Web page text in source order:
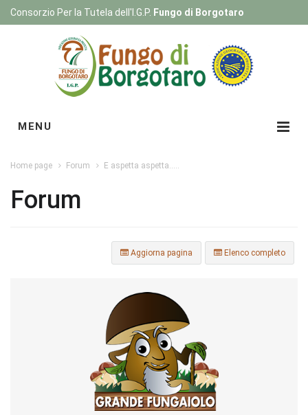
Consorzio Per la Tutela dell'I.G.P. Fungo di Borgotaro
MENU
Home page Forum E aspetta aspetta.....
Forum
Elenco completo
Aggiorna pagina